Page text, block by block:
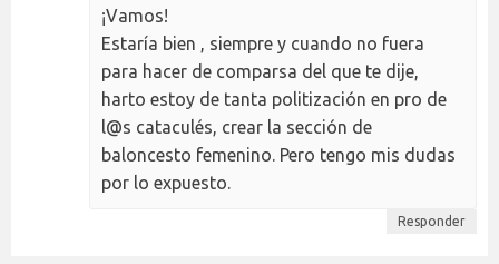
¡Vamos!
Estaría bien , siempre y cuando no fuera
para hacer de comparsa del que te dije,
harto estoy de tanta politización en pro de
l@s cataculés, crear la sección de
baloncesto femenino. Pero tengo mis dudas
por lo expuesto.
Responder